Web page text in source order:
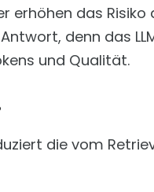
erhöhen das Risiko
denn das
und Qualität.
die vom